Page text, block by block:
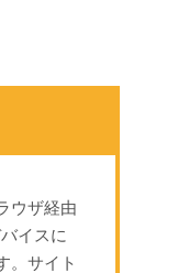
ウザ経由
イスに
。サイト